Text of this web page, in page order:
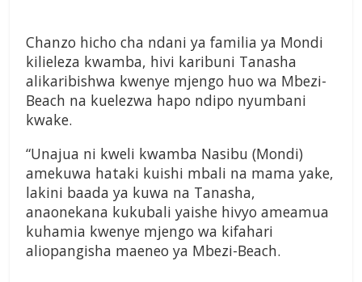
Chanzo hicho cha ndani ya familia ya Mondi
kilieleza kwamba, hivi karibuni Tanasha
alikaribishwa kwenye mjengo huo wa Mbezi-
Beach na kuelezwa hapo ndipo nyumbani
kwake.
“Unajua ni kweli kwamba Nasibu (Mondi)
amekuwa hataki kuishi mbali na mama yake,
lakini baada ya kuwa na Tanasha,
anaonekana kukubali yaishe hivyo ameamua
kuhamia kwenye mjengo wa kifahari
aliopangisha maeneo ya Mbezi-Beach.